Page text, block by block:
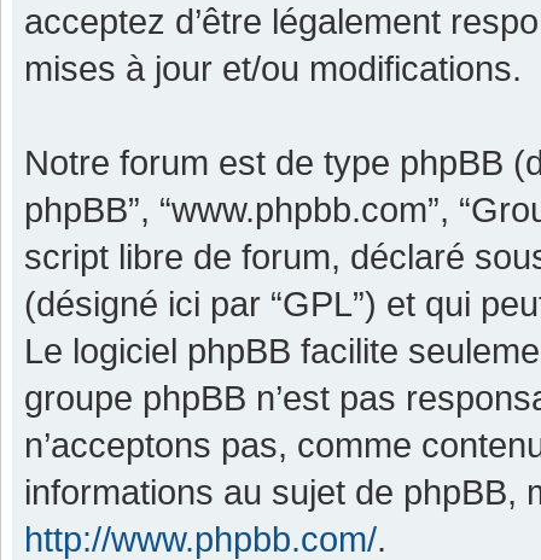
acceptez d’être légalement
mises à jour et/ou modifications.
Notre forum est de type phpBB
phpBB”, “www.phpbb.com”,
script libre de forum, déclaré
(désigné ici par “GPL”) et qui
Le logiciel phpBB facilite
groupe phpBB n’est pas
n’acceptons pas, comme
informations au sujet de phpBB,
http://www.phpbb.com/.